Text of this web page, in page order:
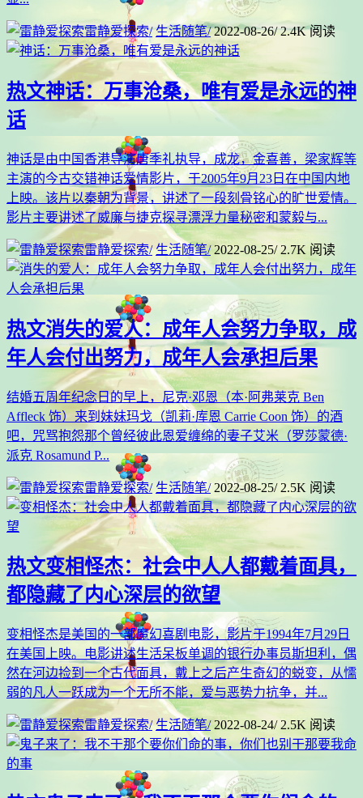
雷静爱探索/ 生活随笔/ 2022-08-26/ 2.4K 阅读
热文神话：万事沧桑，唯有爱是永远的神
话
神话是由中国香港导演唐季礼执导，成龙，金喜善，梁家辉等
主演的今古交错神话爱情影片，于2005年9月23日在中国内地
上映。该片以秦朝为背景，讲述了一段刻骨铭心的旷世爱情。
影片主要讲述了威廉与捷克探寻漂浮力量秘密和蒙毅与...
雷静爱探索/ 生活随笔/ 2022-08-25/ 2.7K 阅读
热文消失的爱人：成年人会努力争取，成
年人会付出努力，成年人会承担后果
结婚五周年纪念日的早上，尼克·邓恩（本·阿弗莱克 Ben
Affleck 饰）来到妹妹玛戈（凯莉·库恩 Carrie Coon 饰）的酒
吧，咒骂抱怨那个曾经彼此恩爱缠绵的妻子艾米（罗莎蒙德·
派克 Rosamund P...
雷静爱探索/ 生活随笔/ 2022-08-25/ 2.5K 阅读
热文变相怪杰：社会中人人都戴着面具，
都隐藏了内心深层的欲望
变相怪杰是美国的一部魔幻喜剧电影，影片于1994年7月29日
在美国上映。电影讲述生活呆板单调的银行办事员斯坦利，偶
然在河边捡到一个古代面具，戴上之后产生奇幻的蜕变，从懦
弱的凡人一跃成为一个无所不能，爱与恶势力抗争，并...
雷静爱探索/ 生活随笔/ 2022-08-24/ 2.5K 阅读